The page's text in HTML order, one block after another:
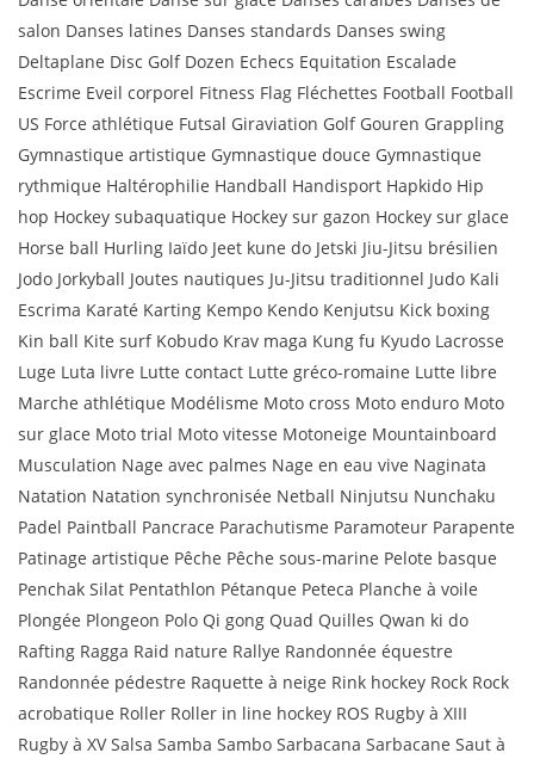
salon Danses latines Danses standards Danses swing
Deltaplane Disc Golf Dozen Echecs Equitation Escalade
Escrime Eveil corporel Fitness Flag Fléchettes Football Football
US Force athlétique Futsal Giraviation Golf Gouren Grappling
Gymnastique artistique Gymnastique douce Gymnastique
rythmique Haltérophilie Handball Handisport Hapkido Hip
hop Hockey subaquatique Hockey sur gazon Hockey sur glace
Horse ball Hurling Iaïdo Jeet kune do Jetski Jiu-Jitsu brésilien
Jodo Jorkyball Joutes nautiques Ju-Jitsu traditionnel Judo Kali
Escrima Karaté Karting Kempo Kendo Kenjutsu Kick boxing
Kin ball Kite surf Kobudo Krav maga Kung fu Kyudo Lacrosse
Luge Luta livre Lutte contact Lutte gréco-romaine Lutte libre
Marche athlétique Modélisme Moto cross Moto enduro Moto
sur glace Moto trial Moto vitesse Motoneige Mountainboard
Musculation Nage avec palmes Nage en eau vive Naginata
Natation Natation synchronisée Netball Ninjutsu Nunchaku
Padel Paintball Pancrace Parachutisme Paramoteur Parapente
Patinage artistique Pêche Pêche sous-marine Pelote basque
Penchak Silat Pentathlon Pétanque Peteca Planche à voile
Plongée Plongeon Polo Qi gong Quad Quilles Qwan ki do
Rafting Ragga Raid nature Rallye Randonnée équestre
Randonnée pédestre Raquette à neige Rink hockey Rock Rock
acrobatique Roller Roller in line hockey ROS Rugby à XIII
Rugby à XV Salsa Samba Sambo Sarbacana Sarbacane Saut à